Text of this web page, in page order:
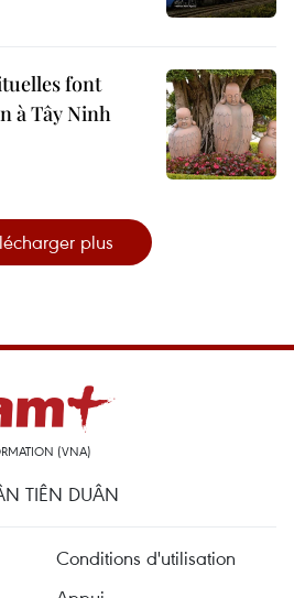
font
à Tây Ninh
plus
(VNA)
TIÊN DUÂN
Conditions d'utilisation